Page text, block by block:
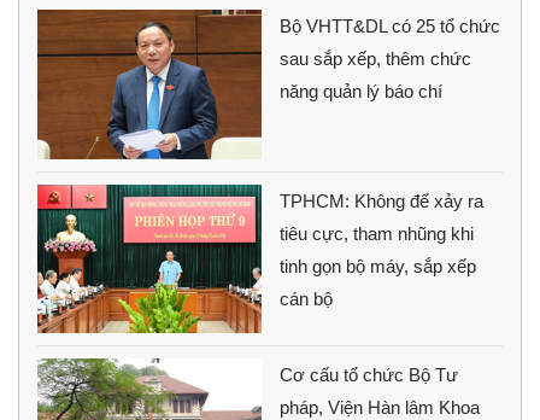
Bộ VHTT&DL có 25 tổ chức
sau sắp xếp, thêm chức
năng quản lý báo chí
TPHCM: Không để xảy ra
tiêu cực, tham nhũng khi
tinh gọn bộ máy, sắp xếp
cán bộ
Cơ cấu tổ chức Bộ Tư
pháp, Viện Hàn lâm Khoa